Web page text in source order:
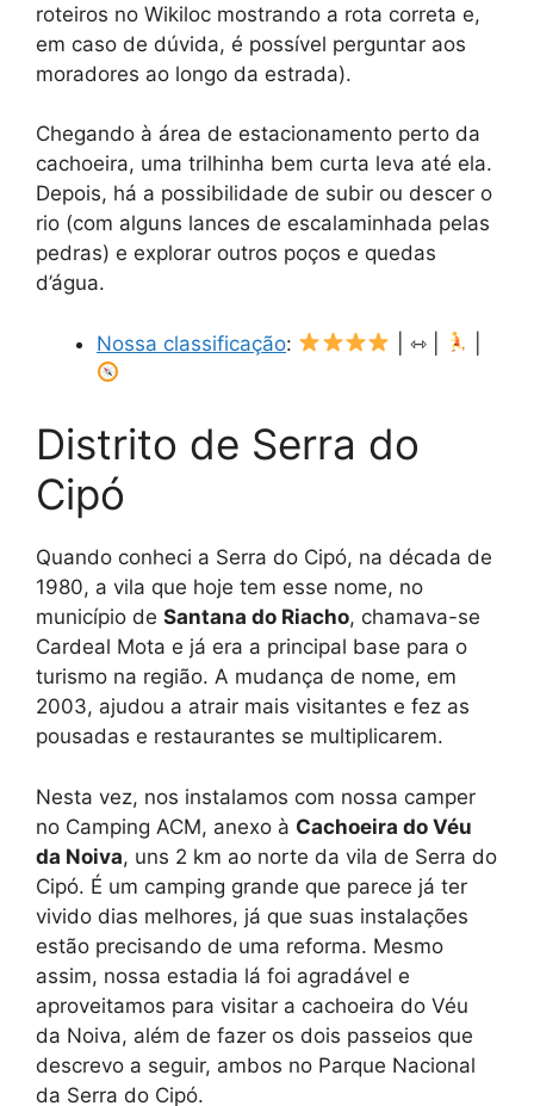
roteiros no Wikiloc mostrando a rota correta e,
em caso de dúvida, é possível perguntar aos
moradores ao longo da estrada).
Chegando à área de estacionamento perto da
cachoeira, uma trilhinha bem curta leva até ela.
Depois, há a possibilidade de subir ou descer o
rio (com alguns lances de escalaminhada pelas
pedras) e explorar outros poços e quedas
d’água.
Nossa classificação: | ⇿ |
Distrito de Serra do
Cipó
Quando conheci a Serra do Cipó, na década de
1980, a vila que hoje tem esse nome, no
município de Santana do Riacho, chamava-se
Cardeal Mota e já era a principal base para o
turismo na região. A mudança de nome, em
2003, ajudou a atrair mais visitantes e fez as
pousadas e restaurantes se multiplicarem.
Nesta vez, nos instalamos com nossa camper
no Camping ACM, anexo à Cachoeira do Véu
da Noiva, uns 2 km ao norte da vila de Serra do
Cipó. É um camping grande que parece já ter
vivido dias melhores, já que suas instalações
estão precisando de uma reforma. Mesmo
assim, nossa estadia lá foi agradável e
aproveitamos para visitar a cachoeira do Véu
da Noiva, além de fazer os dois passeios que
descrevo a seguir, ambos no Parque Nacional
da Serra do Cipó.